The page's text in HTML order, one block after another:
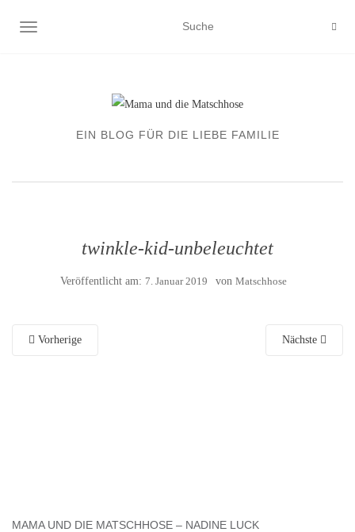
NAVIGATION EIN-/AUSSCHALTEN
EIN BLOG FÜR DIE LIEBE FAMILIE
twinkle-kid-unbeleuchtet
Veröffentlicht am: 7. Januar 2019 von Matschhose
Vorherige Nächste
MAMA UND DIE MATSCHHOSE – NADINE LUCK